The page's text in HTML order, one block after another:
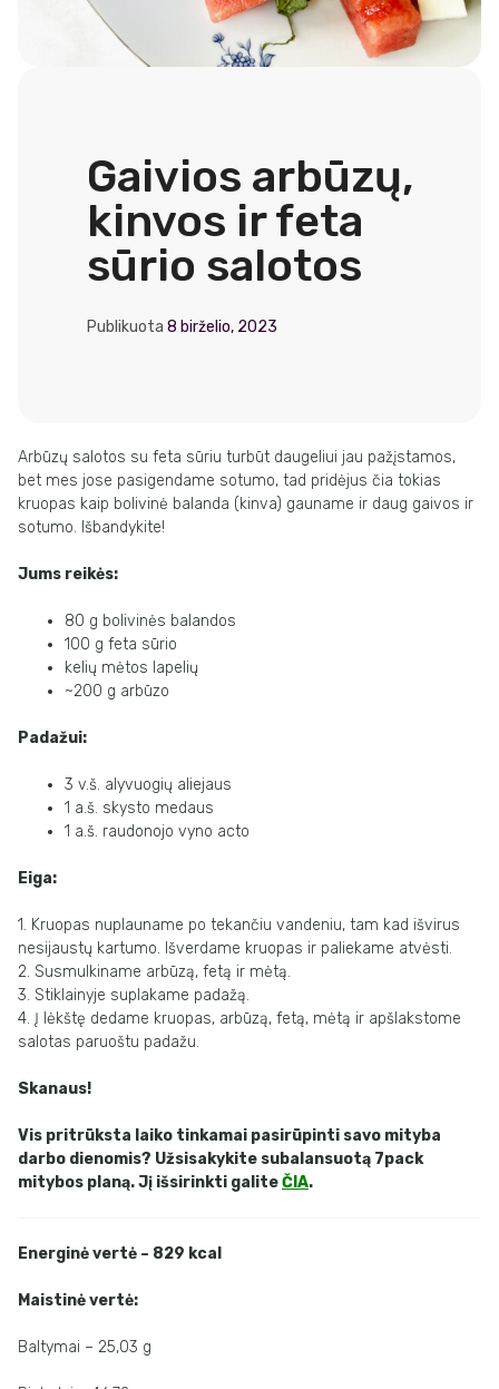
Gaivios arbūzų,
kinvos ir feta
sūrio salotos
Publikuota8 birželio, 2023
Arbūzų salotos su feta sūriu turbūt daugeliui jau pažįstamos,
bet mes jose pasigendame sotumo, tad pridėjus čia tokias
kruopas kaip bolivinė balanda (kinva) gauname ir daug gaivos ir
sotumo. Išbandykite!
Jums reikės:
80 g bolivinės balandos
100 g feta sūrio
kelių mėtos lapelių
~200 g arbūzo
Padažui:
3 v.š. alyvuogių aliejaus
1 a.š. skysto medaus
1 a.š. raudonojo vyno acto
Eiga:
1. Kruopas nuplauname po tekančiu vandeniu, tam kad išvirus
nesijaustų kartumo. Išverdame kruopas ir paliekame atvėsti.
2. Susmulkiname arbūzą, fetą ir mėtą.
3. Stiklainyje suplakame padažą.
4. Į lėkštę dedame kruopas, arbūzą, fetą, mėtą ir apšlakstome
salotas paruoštu padažu.
Skanaus!
Vis pritrūksta laiko tinkamai pasirūpinti savo mityba
darbo dienomis? Užsisakykite subalansuotą 7pack
mitybos planą. Jį išsirinkti galiteČIA.
Energinė vertė – 829 kcal
Maistinė vertė:
Baltymai – 25,03 g